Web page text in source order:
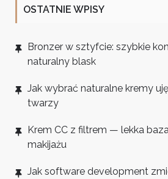
OSTATNIE WPISY
Bronzer w sztyfcie: szybkie
naturalny blask
Jak wybrać naturalne kremy
twarzy
Krem CC z filtrem — lekka
makijażu
Jak software development